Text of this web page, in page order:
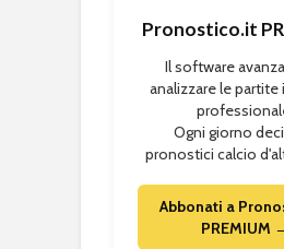
Pronostico.it
Il software
analizzare le
Ogni giorno
pronostici calcio
Abbonati a
PREMIUM